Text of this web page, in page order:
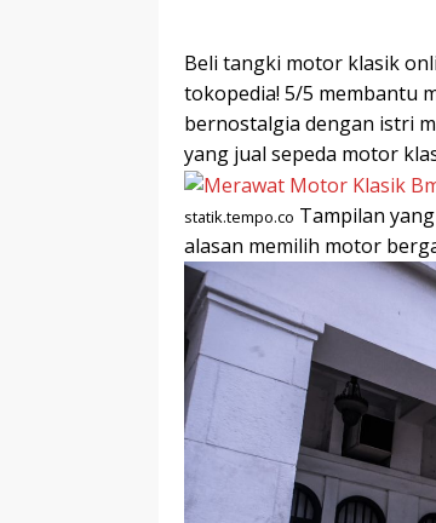
Beli tangki motor klasik
tokopedia! 5/5 membantu
bernostalgia dengan istri
yang jual sepeda motor
statik.tempo.co Tampilan
alasan memilih motor